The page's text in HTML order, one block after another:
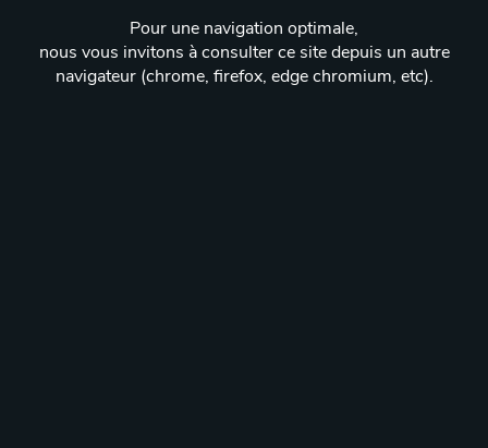
Pour une navigation optimale,
nous vous invitons à consulter ce site depuis un autre
navigateur (chrome, firefox, edge chromium, etc).